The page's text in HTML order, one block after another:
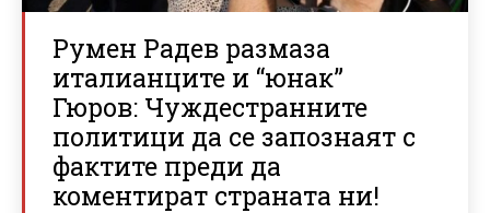
Румен Радев размаза
италианците и “юнак”
Гюров: Чуждестранните
политици да се запознаят с
фактите преди да
коментират страната ни!